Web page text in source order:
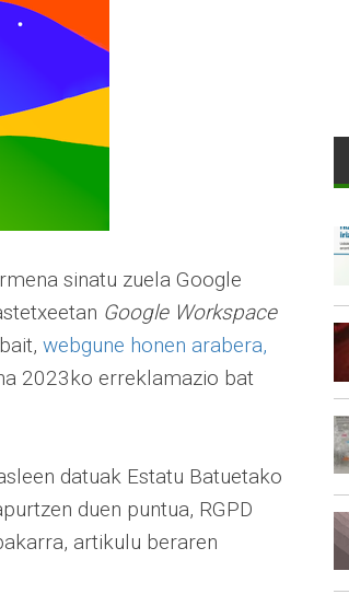
sinatu zuela Google
Google Workspace
webgune honen arabera,
2023ko erreklamazio bat
datuak Estatu Batuetako
duen puntua, RGPD
artikulu beraren